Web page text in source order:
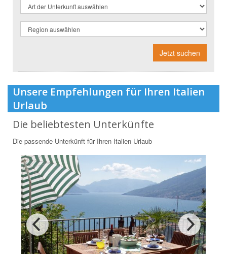
Jetzt suchen
Unsere Empfehlungen für Ihren Italien
Urlaub
Die beliebtesten Unterkünfte
Die passende Unterkünft für Ihren Italien Urlaub